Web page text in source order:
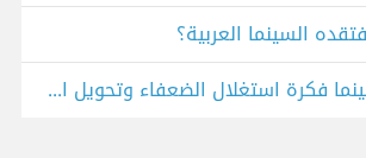
السينما العربية؟
كيف تناولت السينما فكرة استغلال الضعفاء وتحويل الجسد البشري إلى سلعة؟